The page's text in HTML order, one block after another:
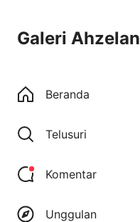
Galeri Ahzelan
Beranda
Telusuri
Komentar
Unggulan